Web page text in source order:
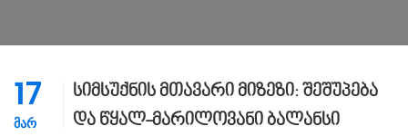
17
ᲛᲐᲠ
სიმსუქნის მთავარი მიზეზი: შეშუპება
და წყალ-მარილოვანი ბალანსი